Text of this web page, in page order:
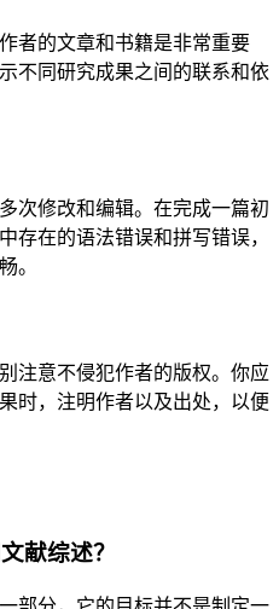
者的文章和书籍是非常重要
不同研究成果之间的联系和依
次修改和编辑。在完成一篇初
存在的语法错误和拼写错误，
。
注意不侵犯作者的版权。你应
时，注明作者以及出处，以便
献综述？